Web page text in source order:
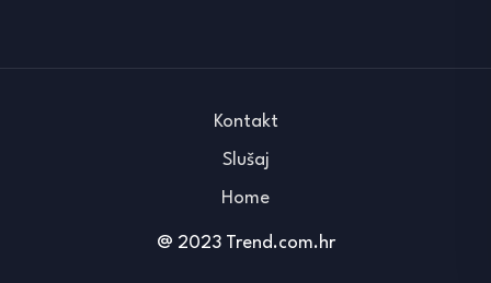
@ 2023 Trend.com.hr
Kontakt
Slušaj
Home